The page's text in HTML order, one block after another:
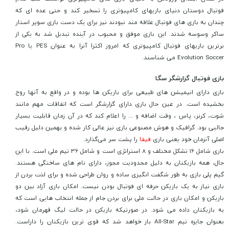
فوتبال دوستان دنیای بازیهای کامپیوتری را تسخیر کند و حتی عده ای که
چندان به بازی های فوتبال علاقه مند نبودند نیز برای یک دست بازی سوپر استار
ساکر وسوسه شدند. این بازی موفق و محبوب در آینده تبدیل شد به یکی از
برترین بازیهای فوتبال کامپیوتری که امروز اکثرا آنرا به عنوان PES یا Pro
Evolution Soccer می شناسند.
بازی فوتبال گزارشگر سگا
بازی دارای انیمیشن های طبیعی برای بازیکن ها بوده و در واقع به آنها روح
بخشیده است. در عین حال بازی دارای گزارشگر است که اتفاقات مهم مانند
شوت، کرنر، پاس ، وقت اضافه و ... را اعلام کند که در آن زمان قابلیت بسیار
جالبی بود. گرافیک و هوش مصنوعی بازی نیز عالی کار شده و بهمین دلیل رقیب
اصلی آنزمان خود یعنی بازی فیفا را پشت سر می‌گذارد.
بازی شامل 16 تشکل مختلف و 8 استراتژی است و شامل 36 تیم ملی است. با این
حال، همه بازیکنان به دلیل محدودیت مجوز، دارای نام های ساختگی هستند.
گیم پلی بازی به طور شگفت انگیزی ساده و روان طراحی شده و برای لذت بردن از
بازی نیاز به یک بازیکن حرفه ای فوتبال بودن نیست. امکان بازی آزاد بین دو
بازیکن و امکان بازی در حالت ملی برای بردن جام از جمله انتخاب هایی است که
به بازیکنان داده می شود. در صورتیکه بازیکن در حالت لیگ قهرمان شود،
بعنوان جایزه تیم All-Star باز خواهد شد که قوی ترین بازیکنان را داراست.